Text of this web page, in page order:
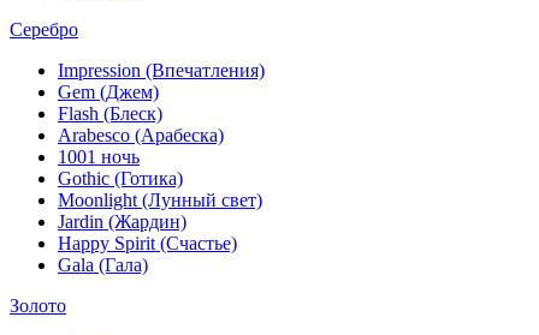
Серебро
Impression (Впечатления)
Gem (Джем)
Flash (Блеск)
Arabesco (Арабеска)
1001 ночь
Gothic (Готика)
Moonlight (Лунный свет)
Jardin (Жардин)
Happy Spirit (Счастье)
Gala (Гала)
Золото